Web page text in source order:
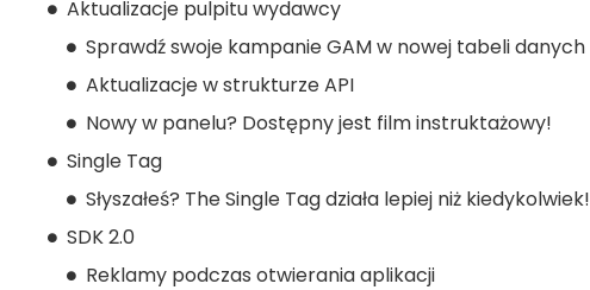
Aktualizacje pulpitu wydawcy
Sprawdź swoje kampanie GAM w nowej tabeli danych
Aktualizacje w strukturze API
Nowy w panelu? Dostępny jest film instruktażowy!
Single Tag
Słyszałeś? The Single Tag działa lepiej niż kiedykolwiek!
SDK 2.0
Reklamy podczas otwierania aplikacji